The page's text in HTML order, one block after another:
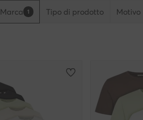
Marca 1 Tipo di prodotto Motivo